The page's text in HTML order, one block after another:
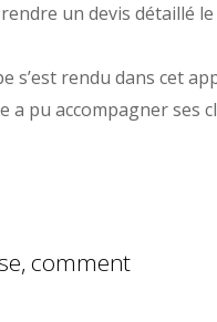
un devis détaillé
s’est rendu dans cet
a pu accompagner ses
comment